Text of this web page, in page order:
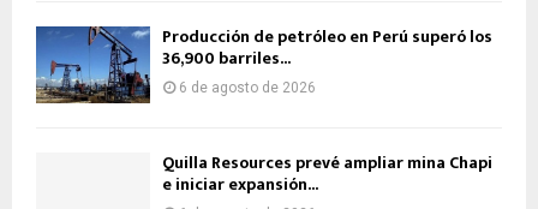
Producción de petróleo en Perú superó los
36,900 barriles...
6 de agosto de 2026
Quilla Resources prevé ampliar mina Chapi
e iniciar expansión...